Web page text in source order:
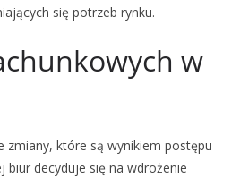
się potrzeb rynku.
w
zmiany, które są wynikiem postępu
biur decyduje się na wdrożenie